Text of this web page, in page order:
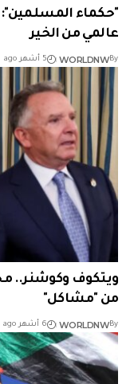
"حكماء المسلمين":
عالمي من الخير
By
WORLDNW 5 أشهر ago
ويتكوف وكوشنر..
من "مشاكل"
By
WORLDNW 6 أشهر ago